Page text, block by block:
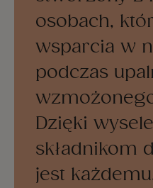
osobach,
wsparcia w
podczas
Dzięki
składnikom
jest